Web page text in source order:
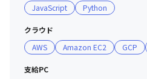
JavaScript
Python
クラウド
AWS
Amazon EC2 GCP
支給PC